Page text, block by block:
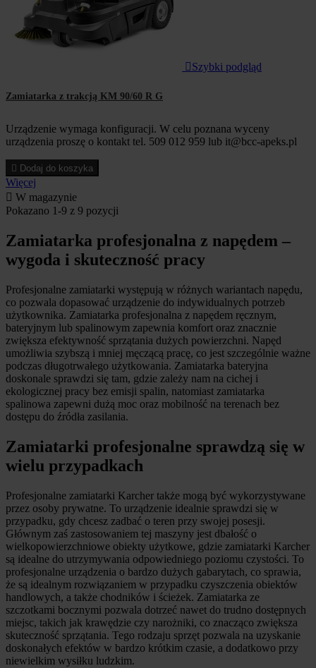
 Szybki podgląd
Zamiatarka z trakcją KM 90/60 R G
Urządzenie wymaga konfiguracji. W celu poznana wyceny
urządzenia proszę o kontakt tel. 509 012 959 lub it@bcc-apeks.pl
 Dodaj do koszyka
Więcej
 W magazynie
Pokazano 1-9 z 9 pozycji
Zamiatarka profesjonalna z napędem –
wygoda i skuteczność pracy
Profesjonalne zamiatarki występują w różnych wariantach napędu,
co pozwala dopasować urządzenie do indywidualnych potrzeb
użytkownika. Zamiatarka profesjonalna z napędem ręcznym,
bateryjnym lub spalinowym zapewnia komfort oraz znacznie
zwiększa efektywność sprzątania dużych powierzchni. Napęd
umożliwia szybszą i mniej męczącą pracę, co jest szczególnie ważne
podczas długotrwałego użytkowania. Zamiatarka bateryjna
doskonale sprawdzi się tam, gdzie zależy nam na cichej i
ekologicznej pracy bez emisji spalin, natomiast zamiatarka
spalinowa zapewni dużą moc oraz mobilność na terenach bez
dostępu do źródła zasilania.
Zamiatarki profesjonalne sprawdzą się w
wielu przypadkach
Profesjonalne zamiatarki Karcher także mogą być wykorzystywane
przez osoby prywatne. To urządzenie idealnie sprawdzi się w
przypadku, gdy chcesz zadbać o teren przy swojej posesji.
Głównym zaś zastosowaniem tej maszyny jest dbałość o
wielkopowierzchniowe obiekty użytkowe, gdzie zamiatarki Karcher
są idealne do utrzymywania odpowiedniego poziomu czystości. To
profesjonalne urządzenia o bardzo dużych gabarytach, co sprawia,
że są idealnym rozwiązaniem w przypadku czyszczenia obiektów
handlowych, a także chodników i ścieżek. Zamiatarka ze
szczotkami bocznymi pozwala dotrzeć nawet do trudno dostępnych
miejsc, takich jak krawędzie czy narożniki, co znacząco zwiększa
skuteczność sprzątania. Tego rodzaju sprzęt pozwala na uzyskanie
doskonałych efektów w bardzo krótkim czasie, a dodatkowo przy
niewielkim wysiłku ludzkim.